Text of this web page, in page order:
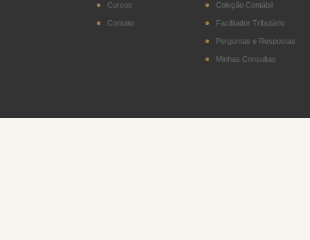
DITR - Declaração do
Imposto sobre a
Cursos
Contato
Coleção Contábil
Facilitador Tributário
Perguntas e Respostas
Minhas Consultas